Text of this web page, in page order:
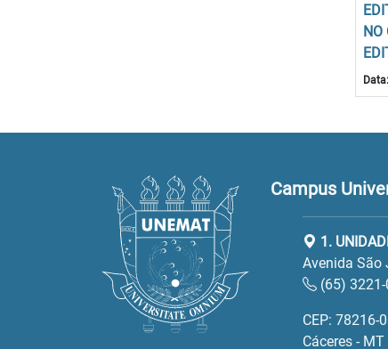
NO
Data:
Campus
1.
Avenida São
(65)
CEP: 78216-
Cáceres - MT